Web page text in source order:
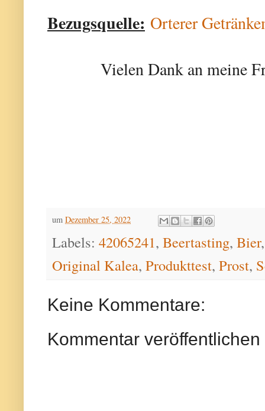
Bezugsquelle: Orterer
Vielen Dank an meine
um Dezember 25, 2022
Labels: 42065241, Beertasting, Bier
Original Kalea, Produkttest, Prost,
Keine Kommentare:
Kommentar veröffentlichen